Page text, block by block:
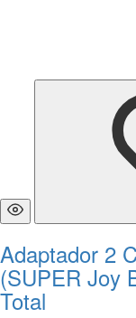
Adaptador 2
(SUPER Joy
Total